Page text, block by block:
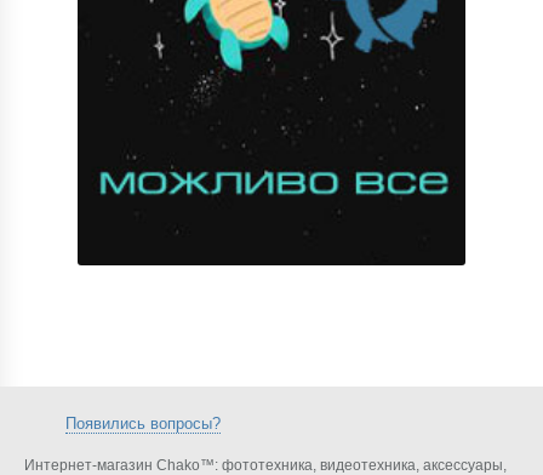
Появились вопросы?
Интернет-магазин Chako™: фототехника, видеотехника, аксессуары,